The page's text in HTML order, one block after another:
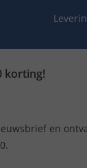
korting!
en